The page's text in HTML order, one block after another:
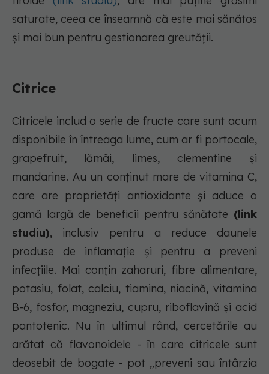
saturate, ceea ce înseamnă că este mai sănătos
și mai bun pentru gestionarea greutății.
Citrice
Citricele includ o serie de fructe care sunt acum
disponibile în întreaga lume, cum ar fi portocale,
grapefruit, lămâi, limes, clementine și
mandarine. Au un conținut mare de vitamina C,
care are proprietăți antioxidante și aduce o
gamă largă de beneficii pentru sănătate (link
studiu), inclusiv pentru a reduce daunele
produse de inflamație și pentru a preveni
infecțiile. Mai conțin zaharuri, fibre alimentare,
potasiu, folat, calciu, tiamina, niacină, vitamina
B-6, fosfor, magneziu, cupru, riboflavină și acid
pantotenic. Nu în ultimul rând, cercetările au
arătat că flavonoidele - în care citricele sunt
deosebit de bogate - pot „preveni sau întârzia